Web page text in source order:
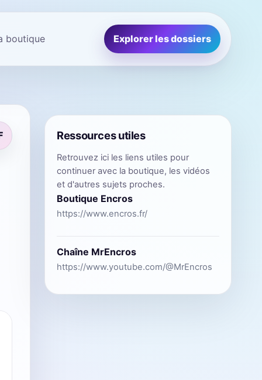
boutique Explorer les dossiers
Ressources utiles
Retrouvez ici les liens utiles pour
continuer avec la boutique, les vidéos
et d'autres sujets proches.
Boutique Encros
https://www.encros.fr/
Chaîne MrEncros
https://www.youtube.com/@MrEncros